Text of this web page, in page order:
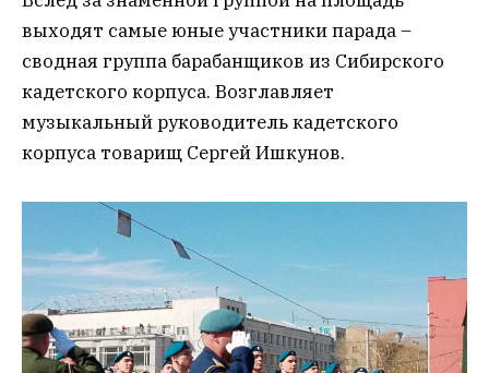
выходят самые юные участники парада –
сводная группа барабанщиков из Сибирского
кадетского корпуса. Возглавляет
музыкальный руководитель кадетского
корпуса товарищ Сергей Ишкунов.